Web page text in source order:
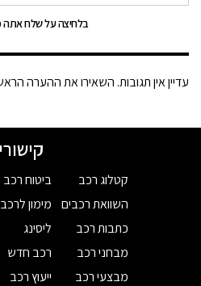
בלחיצה על שלח אתה
עדיין אין תגובות. השאירו את ההערה
קטלוג רכב
השוואת רכבים
כתבות רכב
מבחני רכב
מבצעי רכב
ביטוח רכב
מימון לרכב
ליסינג
רכב חדש
ייעוץ רכב